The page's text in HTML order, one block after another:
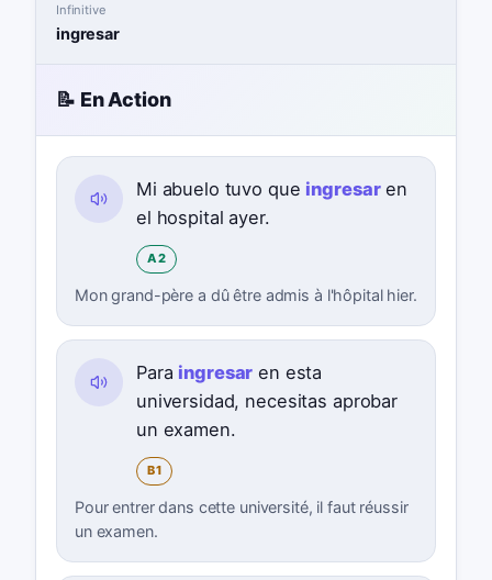
Infinitive
ingresar
📝 En Action
Mi abuelo tuvo que ingresaren
el hospital ayer.
A2
Mon grand-père a dû être admis à l'hôpital hier.
Para ingresar en esta
universidad, necesitas aprobar
un examen.
B1
Pour entrer dans cette université, il faut réussir
un examen.